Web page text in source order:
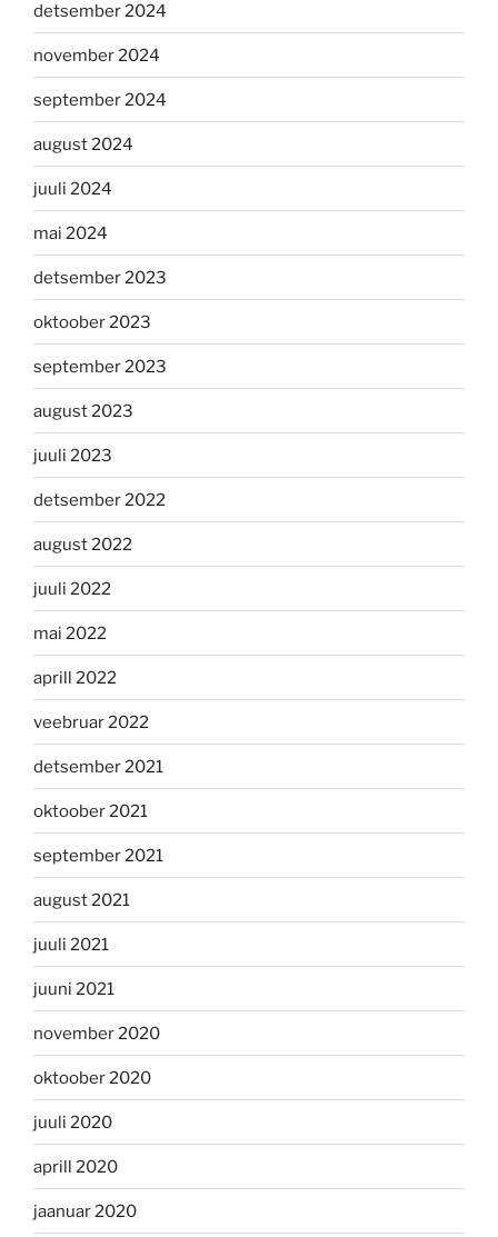
detsember 2024
november 2024
september 2024
august 2024
juuli 2024
mai 2024
detsember 2023
oktoober 2023
september 2023
august 2023
juuli 2023
detsember 2022
august 2022
juuli 2022
mai 2022
aprill 2022
veebruar 2022
detsember 2021
oktoober 2021
september 2021
august 2021
juuli 2021
juuni 2021
november 2020
oktoober 2020
juuli 2020
aprill 2020
jaanuar 2020